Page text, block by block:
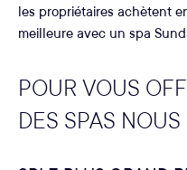
les propriétaires achètent
meilleure avec un spa
POUR VOUS
DES SPAS